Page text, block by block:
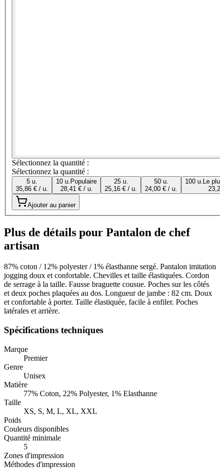
Sélectionnez la quantité :
Sélectionnez la quantité :
5 u.
35,86 € / u.
10 u. Populaire
28,41 € / u.
25 u.
25,16 € / u.
50 u.
24,00 € / u.
100 u. Le
Ajouter au panier
Plus de détails pour Pantalon de chef
artisan
87% coton / 12% polyester / 1% élasthanne sergé. Pantalon imitation
jogging doux et confortable. Chevilles et taille élastiquées. Cordon
de serrage à la taille. Fausse braguette cousue. Poches sur les côtés
et deux poches plaquées au dos. Longueur de jambe : 82 cm. Doux
et confortable à porter. Taille élastiquée, facile à enfiler. Poches
latérales et arrière.
Spécifications techniques
Marque
Premier
Genre
Unisex
Matière
77% Coton, 22% Polyester, 1% Elasthanne
Taille
XS, S, M, L, XL, XXL
Poids
Couleurs disponibles
Quantité minimale
5
Zones d'impression
Méthodes d'impression